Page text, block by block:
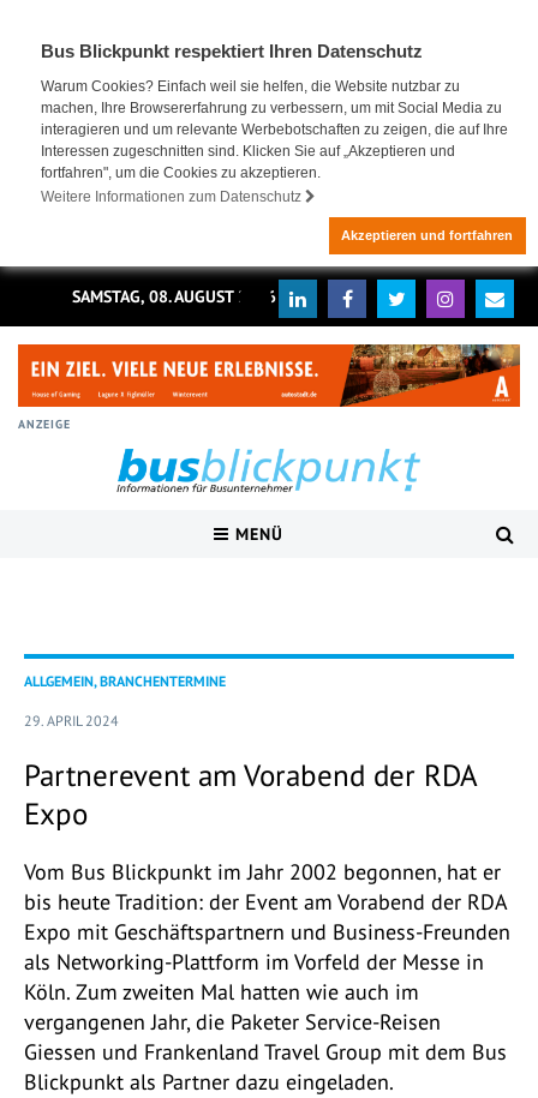
Bus Blickpunkt respektiert Ihren Datenschutz
Warum Cookies? Einfach weil sie helfen, die Website nutzbar zu
machen, Ihre Browsererfahrung zu verbessern, um mit Social Media zu
interagieren und um relevante Werbebotschaften zu zeigen, die auf Ihre
Interessen zugeschnitten sind. Klicken Sie auf „Akzeptieren und
fortfahren", um die Cookies zu akzeptieren.
Weitere Informationen zum Datenschutz
Akzeptieren und fortfahren
SAMSTAG, 08. AUGUST 2026
ANZEIGE
MENÜ
ALLGEMEIN, BRANCHENTERMINE
29. APRIL 2024
Partnerevent am Vorabend der RDA
Expo
Vom Bus Blickpunkt im Jahr 2002 begonnen, hat er
bis heute Tradition: der Event am Vorabend der RDA
Expo mit Geschäftspartnern und Business-Freunden
als Networking-Plattform im Vorfeld der Messe in
Köln. Zum zweiten Mal hatten wie auch im
vergangenen Jahr, die Paketer Service-Reisen
Giessen und Frankenland Travel Group mit dem Bus
Blickpunkt als Partner dazu eingeladen.